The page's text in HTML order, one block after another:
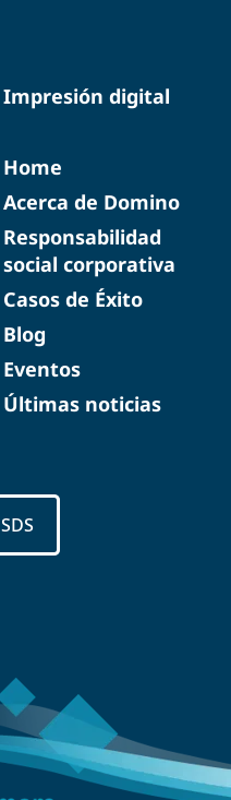
Impresión digital
Home
Acerca de Domino
Responsabilidad
social corporativa
Casos de Éxito
Blog
Eventos
Últimas noticias
SDS